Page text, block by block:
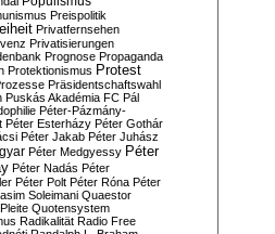
Preispolitik
Privatfernsehen
Privatisierungen
Prognose Propaganda
Protektionismus Protest
Präsidentschaftswahl
Puskás Akadémia FC Pál
Péter-Pázmány-
Péter Esterházy Péter Gothár
Péter Jakab Péter Juhász
Péter Medgyessy Péter
Péter Nadás Péter
Péter Polt Péter Róna Péter
Soleimani Quaestor
Quotensystem
Radikalität Radio Free